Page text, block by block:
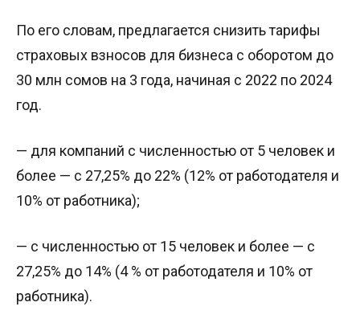
По его словам, предлагается снизить тарифы
страховых взносов для бизнеса с оборотом до
30 млн сомов на 3 года, начиная с 2022 по 2024
год.
— для компаний с численностью от 5 человек и
более — с 27,25% до 22% (12% от работодателя и
10% от работника);
— с численностью от 15 человек и более — с
27,25% до 14% (4 % от работодателя и 10% от
работника).